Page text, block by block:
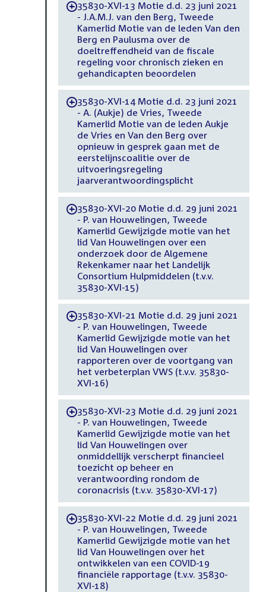
-35830-XVI-13 Motie d.d. 23 juni 2021
- J.A.M.J. van den Berg, Tweede
Kamerlid Motie van de leden Van den
Berg en Paulusma over de
doeltreffendheid van de fiscale
regeling voor chronisch zieken en
gehandicapten beoordelen
-35830-XVI-14 Motie d.d. 23 juni 2021
- A. (Aukje) de Vries, Tweede
Kamerlid Motie van de leden Aukje
de Vries en Van den Berg over
opnieuw in gesprek gaan met de
eerstelijnscoalitie over de
uitvoeringsregeling
jaarverantwoordingsplicht
-35830-XVI-20 Motie d.d. 29 juni 2021
- P. van Houwelingen, Tweede
Kamerlid Gewijzigde motie van het
lid Van Houwelingen over een
onderzoek door de Algemene
Rekenkamer naar het Landelijk
Consortium Hulpmiddelen (t.v.v.
35830-XVI-15)
-35830-XVI-21 Motie d.d. 29 juni 2021
- P. van Houwelingen, Tweede
Kamerlid Gewijzigde motie van het
lid Van Houwelingen over
rapporteren over de voortgang van
het verbeterplan VWS (t.v.v. 35830-
XVI-16)
-35830-XVI-23 Motie d.d. 29 juni 2021
- P. van Houwelingen, Tweede
Kamerlid Gewijzigde motie van het
lid Van Houwelingen over
onmiddellijk verscherpt financieel
toezicht op beheer en
verantwoording rondom de
coronacrisis (t.v.v. 35830-XVI-17)
-35830-XVI-22 Motie d.d. 29 juni 2021
- P. van Houwelingen, Tweede
Kamerlid Gewijzigde motie van het
lid Van Houwelingen over het
ontwikkelen van een COVID-19
financiële rapportage (t.v.v. 35830-
XVI-18)